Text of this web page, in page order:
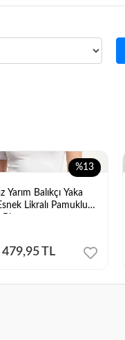
%13
Yarım Balıkçı Yaka
Likralı Pamuklu
479,95 TL